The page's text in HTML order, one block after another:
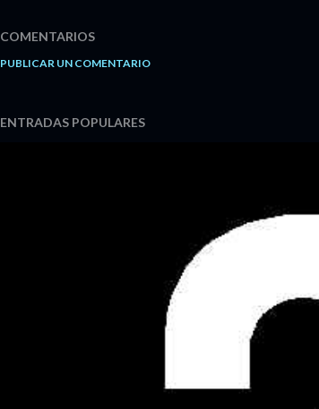
COMENTARIOS
PUBLICAR UN COMENTARIO
ENTRADAS POPULARES